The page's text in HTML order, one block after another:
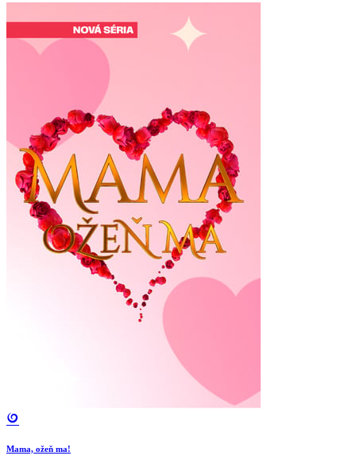
Mama, ožeň ma!